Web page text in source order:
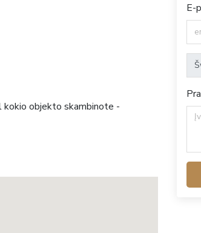
kokio objekto skambinote -
E-